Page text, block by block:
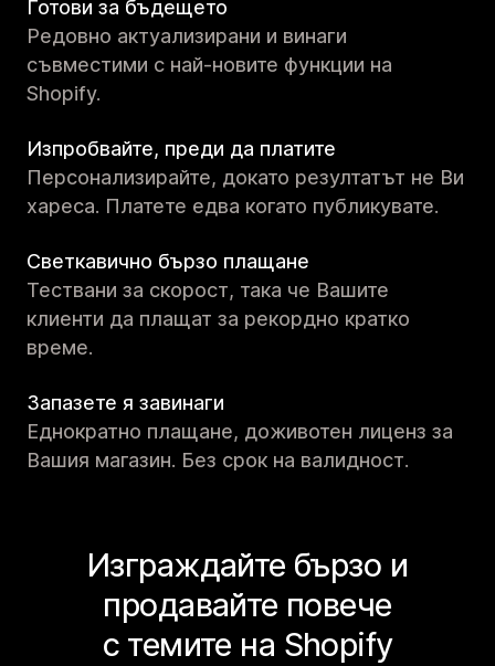
Готови за бъдещето
Редовно актуализирани и винаги
съвместими с най-новите функции на
Shopify.
Изпробвайте, преди да платите
Персонализирайте, докато резултатът не Ви
хареса. Платете едва когато публикувате.
Светкавично бързо плащане
Тествани за скорост, така че Вашите
клиенти да плащат за рекордно кратко
време.
Запазете я завинаги
Еднократно плащане, доживотен лиценз за
Вашия магазин. Без срок на валидност.
Изграждайте бързо и
продавайте повече
с темите на Shopify